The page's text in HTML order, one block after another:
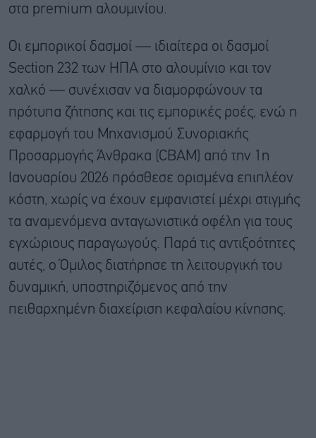
στα premium αλουμινίου.
Οι εμπορικοί δασμοί — ιδιαίτερα οι δασμοί
Section 232 των ΗΠΑ στο αλουμίνιο και τον
χαλκό — συνέχισαν να διαμορφώνουν τα
πρότυπα ζήτησης και τις εμπορικές ροές, ενώ η
εφαρμογή του Μηχανισμού Συνοριακής
Προσαρμογής Άνθρακα (CBAM) από την 1η
Ιανουαρίου 2026 πρόσθεσε ορισμένα επιπλέον
κόστη, χωρίς να έχουν εμφανιστεί μέχρι στιγμής
τα αναμενόμενα ανταγωνιστικά οφέλη για τους
εγχώριους παραγωγούς. Παρά τις αντιξοότητες
αυτές, ο Όμιλος διατήρησε τη λειτουργική του
δυναμική, υποστηριζόμενος από την
πειθαρχημένη διαχείριση κεφαλαίου κίνησης.